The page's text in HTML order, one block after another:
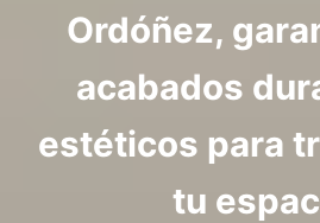
Ordóñez,
acabados
estéticos para
tu